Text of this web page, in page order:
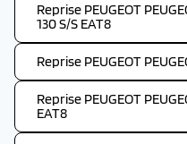
Reprise PEUGEOT
130 S/S EAT8
Reprise PEUGEOT
Reprise PEUGEOT
EAT8